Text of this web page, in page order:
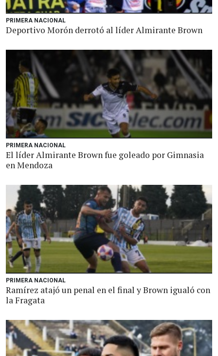
PRIMERA NACIONAL
Deportivo Morón derrotó al líder Almirante Brown
PRIMERA NACIONAL
El líder Almirante Brown fue goleado por Gimnasia
en Mendoza
PRIMERA NACIONAL
Ramírez atajó un penal en el final y Brown igualó con
la Fragata